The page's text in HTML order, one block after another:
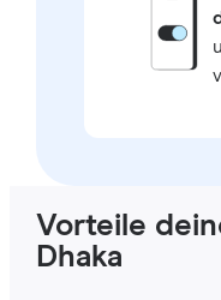
Vorteile
Dhaka